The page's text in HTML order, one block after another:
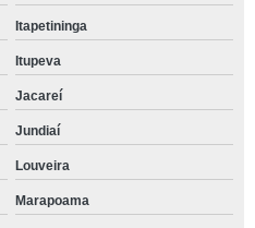
Itapetininga
Itupeva
Jacareí
Jundiaí
Louveira
Marapoama